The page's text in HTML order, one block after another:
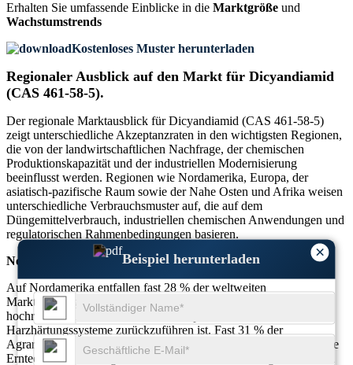
×
Beispiel herunterladen
Erhalten Sie umfassende Einblicke in die Marktgröße und
Wachstumstrends
Kostenloses Muster herunterladen
Regionaler Ausblick auf den Markt für Dicyandiamid
(CAS 461-58-5).
Der regionale Marktausblick für Dicyandiamid (CAS 461-58-5)
zeigt unterschiedliche Akzeptanzraten in den wichtigsten Regionen,
die von der landwirtschaftlichen Nachfrage, der chemischen
Produktionskapazität und der industriellen Modernisierung
beeinflusst werden. Regionen wie Nordamerika, Europa, der
asiatisch-pazifische Raum sowie der Nahe Osten und Afrika weisen
unterschiedliche Verbrauchsmuster auf, die auf dem
Düngemittelverbrauch, industriellen chemischen Anwendungen und
regulatorischen Rahmenbedingungen basieren.
Nordamerika
Auf Nordamerika entfallen fast 28 % der weltweiten
Marktnachfrage, was auf die Verwendung von rund 37 % für
hochreine pharmazeutische Zwischenprodukte und fortschrittliche
Harzhärtungssysteme zurückzuführen ist. Fast 31 % der
Agrarbetriebe nutzen DCD-basierte Stickstoffstabilisatoren, um die
Ernteeffizienz zu steigern. Etwa 24 % der Einsatzmöglichkeiten in